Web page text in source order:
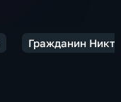
Гражданин Никто